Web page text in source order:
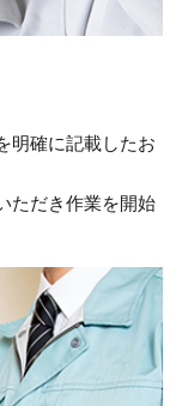
明確に記載したお
ただき作業を開始